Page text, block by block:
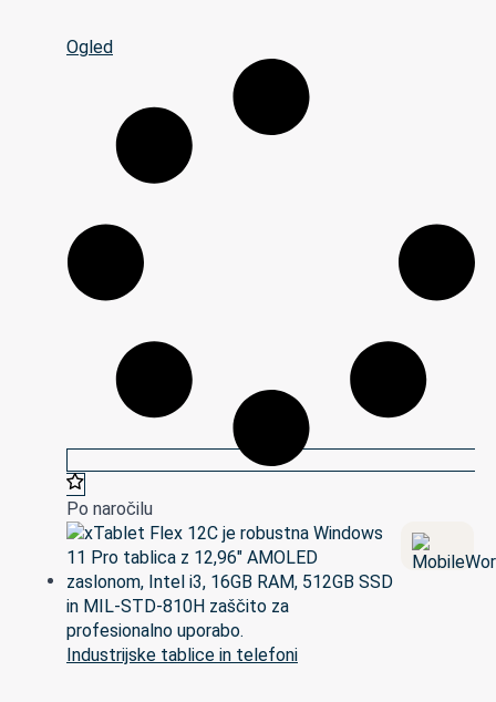
Ogled
Po naročilu
Industrijske tablice in telefoni